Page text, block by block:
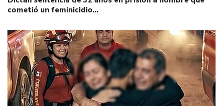
cometió un feminicidio…